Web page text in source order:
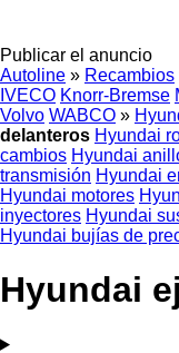
Publicar el anuncio
Autoline » Recambios
IVECO Knorr-Bremse
Volvo WABCO »
delanteros Hyundai
cambios Hyundai
transmisión Hyundai
Hyundai motores
inyectores Hyundai
Hyundai bujías de
Hyundai